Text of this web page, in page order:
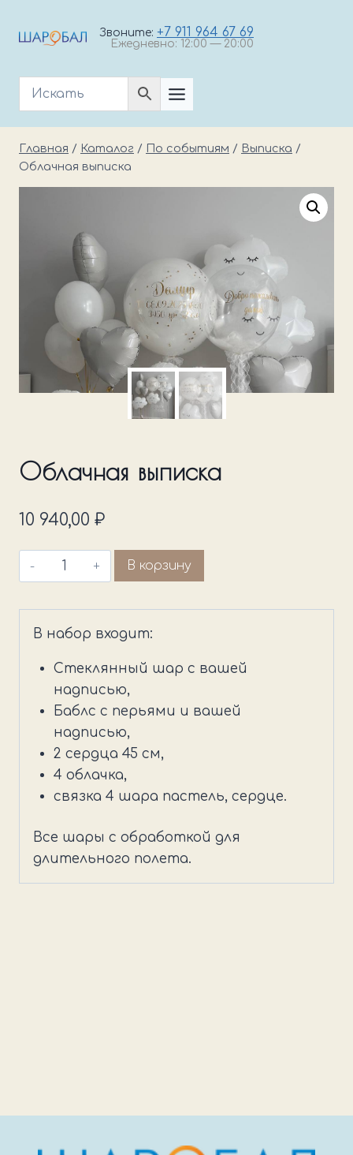
Звоните: +7 911 964 67 69
Ежедневно: 12:00 — 20:00
Главная / Каталог / По событиям / Выписка /
Облачная выписка
Облачная выписка
10 940,00 ₽
Количество
товара
выписка
В корзину
В набор входит:
Стеклянный шар с вашей
надписью,
Баблс с перьями и вашей
надписью,
2 сердца 45 см,
4 облачка,
связка 4 шара пастель, сердце.
Все шары с обработкой для
длительного полета.